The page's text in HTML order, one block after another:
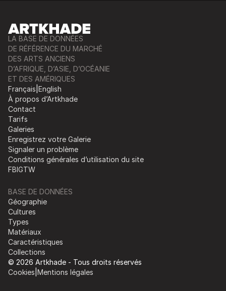
LA BASE DE DONNÉES
DE RÉFÉRENCE DU MARCHÉ
DES ARTS ANCIENS
D’AFRIQUE, D’ASIE, D’OCÉANIE
ET DES AMÉRIQUES
Français English
À propos d’Artkhade
Contact
Tarifs
Galeries
Enregistrez votre Galerie
Signaler un problème
Conditions générales d’utilisation du site
FBIGTW
BASE DE DONNÉES
Géographie
Cultures
Types
Matériaux
Caractéristiques
Collections
© 2026 Artkhade - Tous droits réservés
Cookies Mentions légales